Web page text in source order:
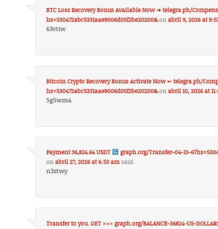
BTC Loss Recovery Bonus Available Now ➜ telegra.ph/
hs=530472abc5331aae9006d05f2be20200&onabril 9, 2026 at
63vtiw
Bitcoin Crypto Recovery Bonus Activate Now ➵ telegra.ph/
hs=530472abc5331aae9006d05f2be20200&onabril 10, 2026 at
5g5wm4
Payment 36,824.64 USDT
graph.org/Transfer-04-13-
onabril 27, 2026 at 6:53 am said:
n3ztwy
Transfer to you. GET >>> graph.org/BALANCE-36824-US-